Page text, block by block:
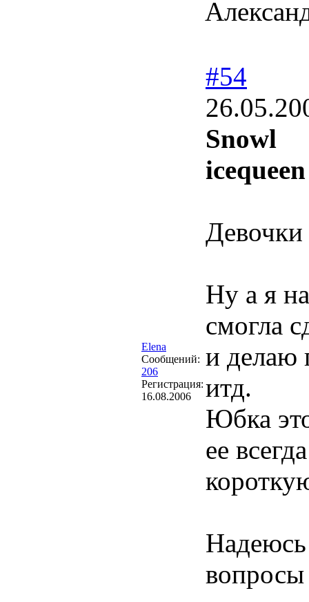
Elena
Сообщений:
206
Регистрация:
16.08.2006
#54
Snowl
icequeen
Девочки
Ну а я
смогла
и делаю
итд.
Юбка
ее
вопросы